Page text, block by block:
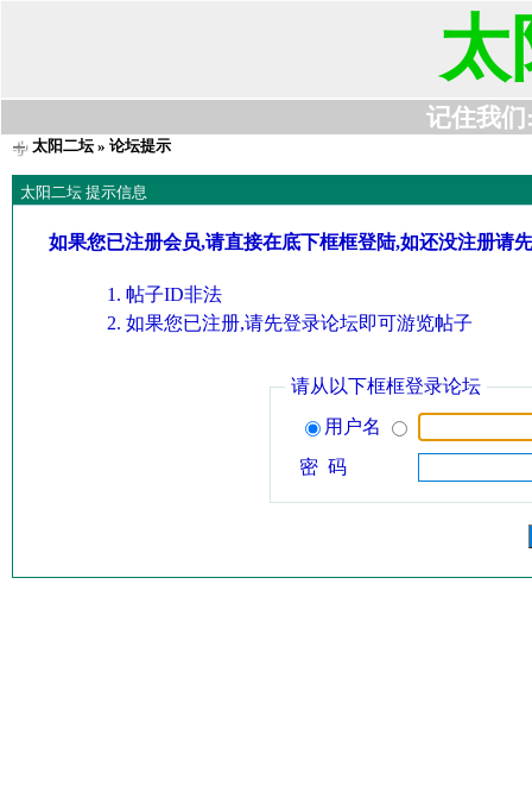
太
记住我们
太阳二坛» 论坛提示
太阳二坛 提示信息
如果您已注册会员,请直接在底下框框登陆,如还没注册请
帖子ID非法
如果您已注册,请先登录论坛即可游览帖子
请从以下框框登录论坛
用户名
密 码